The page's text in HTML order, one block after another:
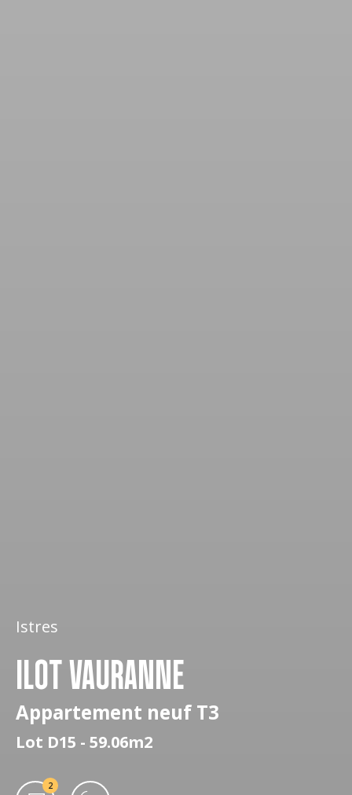
Istres
ILOT VAURANNE
Appartement neuf T3
Lot D15 - 59.06m2
2